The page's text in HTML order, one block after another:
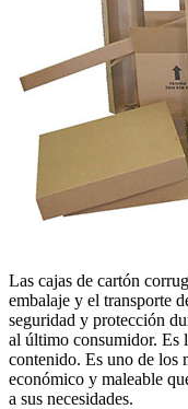
Las cajas de cartón
embalaje y el transporte
seguridad y protección
al último consumidor. Es
contenido. Es uno de los
económico y maleable
a sus necesidades.